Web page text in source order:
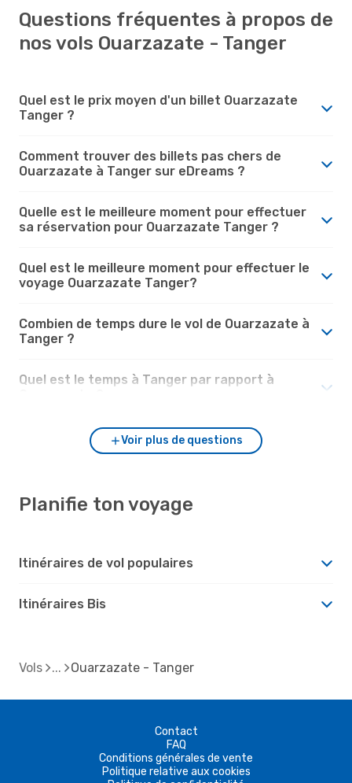
Questions fréquentes à propos de
nos vols Ouarzazate - Tanger
Quel est le prix moyen d'un billet Ouarzazate
Tanger ?
Comment trouver des billets pas chers de
Ouarzazate à Tanger sur eDreams ?
Quelle est le meilleure moment pour effectuer
sa réservation pour Ouarzazate Tanger ?
Quel est le meilleure moment pour effectuer le
voyage Ouarzazate Tanger?
Combien de temps dure le vol de Ouarzazate à
Tanger ?
Quel est le temps à Tanger par rapport à
Voir plus de questions
Planifie ton voyage
Itinéraires de vol populaires
Itinéraires Bis
Vols Ouarzazate - Tanger
Contact
FAQ
Conditions générales de vente
Politique relative aux cookies